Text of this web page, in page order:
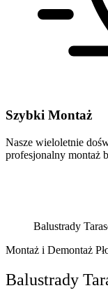
Szybki Montaż
Nasze wieloletnie
profesjonalny montaż
Balustrady
Montaż i Demontaż
Balustrady